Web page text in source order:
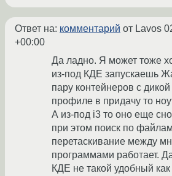
Ответ на: комментарий от Lavos
+00:00
Да ладно. Я может тоже
из-под КДЕ запускаешь
пару контейнеров с
профиле в придачу то
А из-под i3 то оно еще
при этом поиск по
перетаскивание между
программами работает.
КДЕ не такой удобный